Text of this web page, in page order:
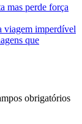
mas perde força
viagem imperdível
que
obrigatórios